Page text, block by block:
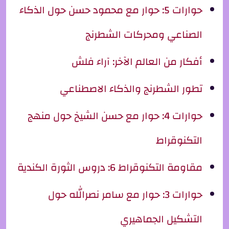
حوارات 5: حوار مع محمود حسن حول الذكاء
الصناعي ومحركات الشطرنج
أفكار من العالم الآخر: آراء فلش
تطور الشطرنج والذكاء الاصطناعي
حوارات 4: حوار مع حسن الشيخ حول منهج
التكنوقراط
مقاومة التكنوقراط 6: دروس الثورة الكندية
حوارات 3: حوار مع سامر نصرالله حول
التشكيل الجماهيري